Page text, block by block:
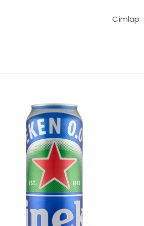
Címlap